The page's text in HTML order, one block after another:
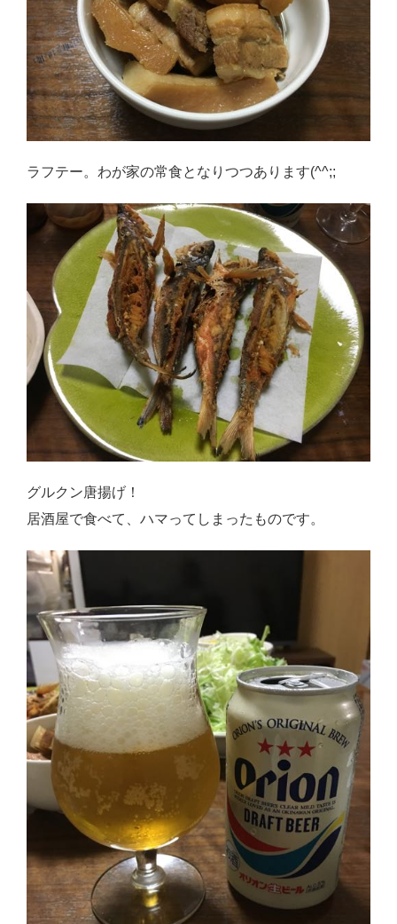
ラフテー。わが家の常食となりつつあります(^^;;
グルクン唐揚げ！
居酒屋で食べて、ハマってしまったものです。